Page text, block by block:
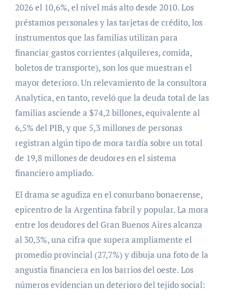
2026 el 10,6%, el nivel más alto desde 2010. Los
préstamos personales y las tarjetas de crédito, los
instrumentos que las familias utilizan para
financiar gastos corrientes (alquileres, comida,
boletos de transporte), son los que muestran el
mayor deterioro. Un relevamiento de la consultora
Analytica, en tanto, reveló que la deuda total de las
familias asciende a $74,2 billones, equivalente al
6,5% del PIB, y que 5,3 millones de personas
registran algún tipo de mora tardía sobre un total
de 19,8 millones de deudores en el sistema
financiero ampliado.
El drama se agudiza en el conurbano bonaerense,
epicentro de la Argentina fabril y popular. La mora
entre los deudores del Gran Buenos Aires alcanza
al 30,3%, una cifra que supera ampliamente el
promedio provincial (27,7%) y dibuja una foto de la
angustia financiera en los barrios del oeste. Los
números evidencian un deterioro del tejido social: